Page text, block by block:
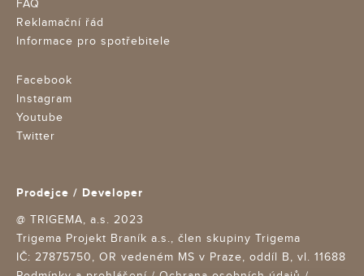
FAQ
Reklamační řád
Informace pro spotřebitele
Facebook
Instagram
Youtube
Twitter
Prodejce / Developer
@ TRIGEMA, a.s. 2023
Trigema Projekt Braník a.s., člen skupiny Trigema
IČ: 27875750, OR vedeném MS v Praze, oddíl B, vl. 11688